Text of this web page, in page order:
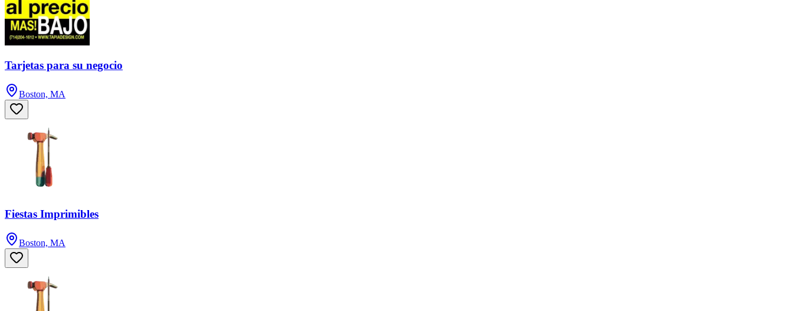
Tarjetas para su negocio
Boston, MA
Fiestas Imprimibles
Boston, MA